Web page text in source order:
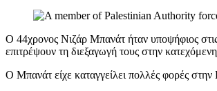
Ο 44χρονος Νιζάρ Μπανάτ ήταν υποψήφιος
επιτρέψουν τη διεξαγωγή τους στην
Ο Μπανάτ είχε καταγγείλει πολλές φορές